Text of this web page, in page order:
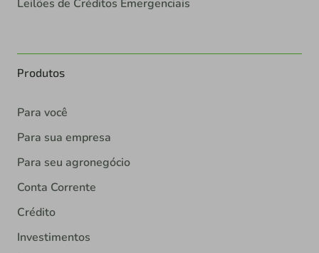
Leilões de Créditos Emergenciais
Produtos
Para você
Para sua empresa
Para seu agronegócio
Conta Corrente
Crédito
Investimentos